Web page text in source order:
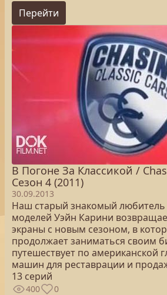
Перейти
В Погоне За Классикой /
Сезон 4 (2011)
30.09.2013
Наш старый знакомый любитель
моделей Уэйн Карини
экраны с новым сезоном, в
продолжает заниматься своим
путешествует по американской
машин для реставрации и
13 серий
400 0